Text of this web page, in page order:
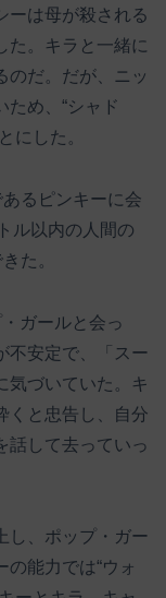
ーは母が殺される
た。キラと一緒に
のだ。だが、ニッ
ため、“シャド
にした。
あるピンキーに会
ル以内の人間の
た。
ガールと会っ
不安定で、「スー
気づいていた。キ
くと忠告し、自分
話して去っていっ
し、ポップ・ガー
能力では“ウォ